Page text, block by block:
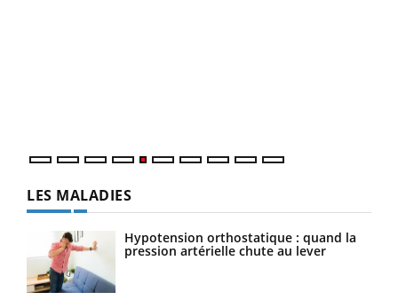
LES MALADIES
Hypotension orthostatique : quand la
pression artérielle chute au lever